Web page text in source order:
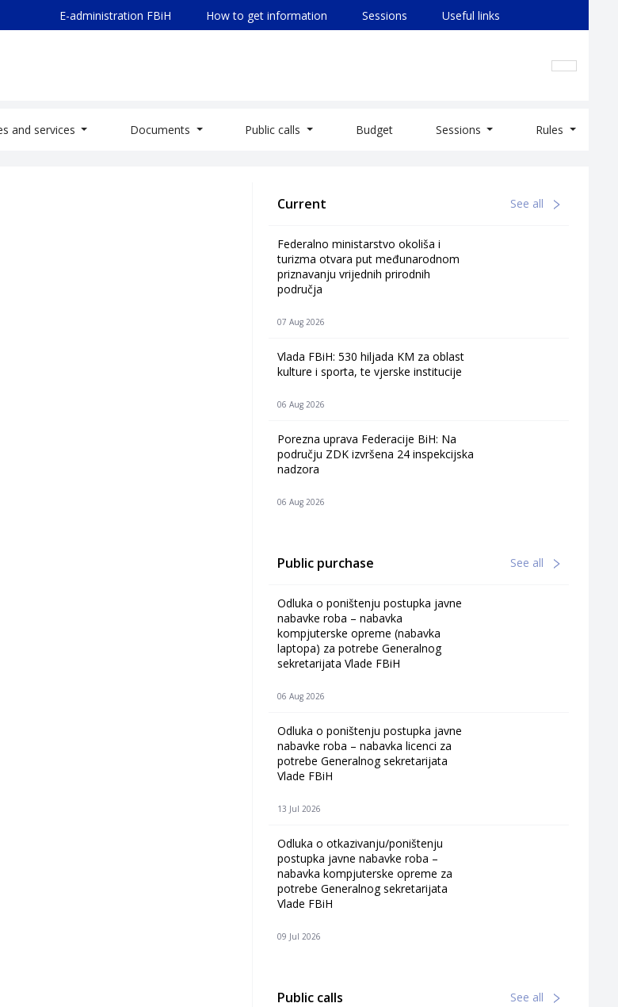
E-administration FBiH How to get information Sessions Useful links
and services Documents Public calls Budget Sessions Rules
Current See all
Federalno ministarstvo okoliša i
turizma otvara put međunarodnom
priznavanju vrijednih prirodnih
područja
07 Aug 2026
Vlada FBiH: 530 hiljada KM za oblast
kulture i sporta, te vjerske institucije
06 Aug 2026
Porezna uprava Federacije BiH: Na
području ZDK izvršena 24 inspekcijska
nadzora
06 Aug 2026
Public purchase See all
Odluka o poništenju postupka javne
nabavke roba – nabavka
kompjuterske opreme (nabavka
laptopa) za potrebe Generalnog
sekretarijata Vlade FBiH
06 Aug 2026
Odluka o poništenju postupka javne
nabavke roba – nabavka licenci za
potrebe Generalnog sekretarijata
Vlade FBiH
13 Jul 2026
Odluka o otkazivanju/poništenju
postupka javne nabavke roba –
nabavka kompjuterske opreme za
potrebe Generalnog sekretarijata
Vlade FBiH
09 Jul 2026
Public calls See all